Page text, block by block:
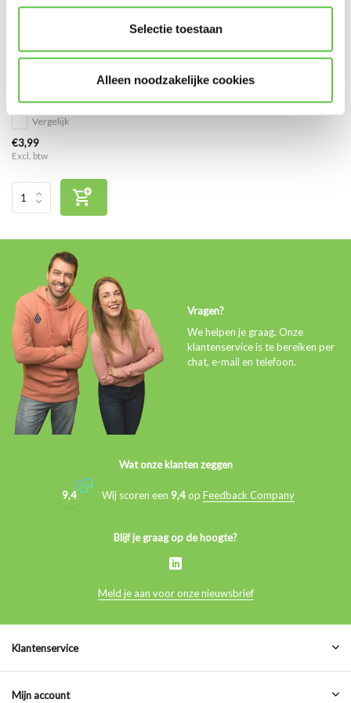
Selectie toestaan
Alleen noodzakelijke cookies
goedgekeurd - 1,8 meter
Vergelijk
€3,99
Excl. btw
Vragen?
We helpen je graag. Onze
klantenservice is te bereiken per
chat, e-mail en telefoon.
Wat onze klanten zeggen
9,4 Wij scoren een 9,4op Feedback Company
Blijf je graag op de hoogte?
Meld je aan voor onze nieuwsbrief
Klantenservice
Mijn account